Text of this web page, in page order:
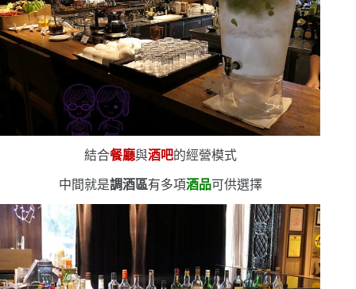
結合餐廳與酒吧的經營模式
中間就是調酒區有多項酒品可供選擇